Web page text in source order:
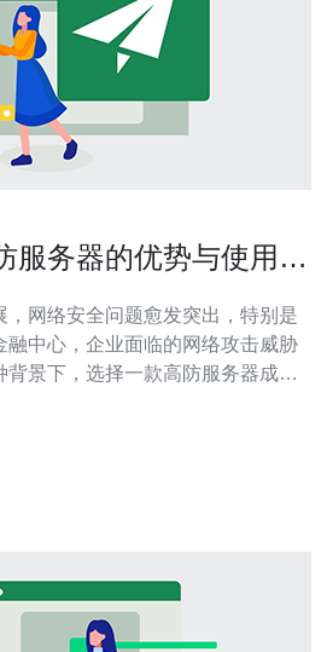
服务器的优势与使用技
，网络安全问题愈发突出，特别是
融中心，企业面临的网络攻击威胁
景下，选择一款高防服务器成为
最大优势